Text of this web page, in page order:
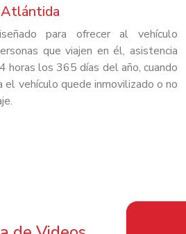
para ofrecer al vehículo
que viajen en él, asistencia
horas los 365 días del año, cuando
el vehículo quede inmovilizado o no